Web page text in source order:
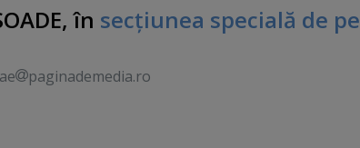
în secţiunea specială de pe
paginademedia.ro